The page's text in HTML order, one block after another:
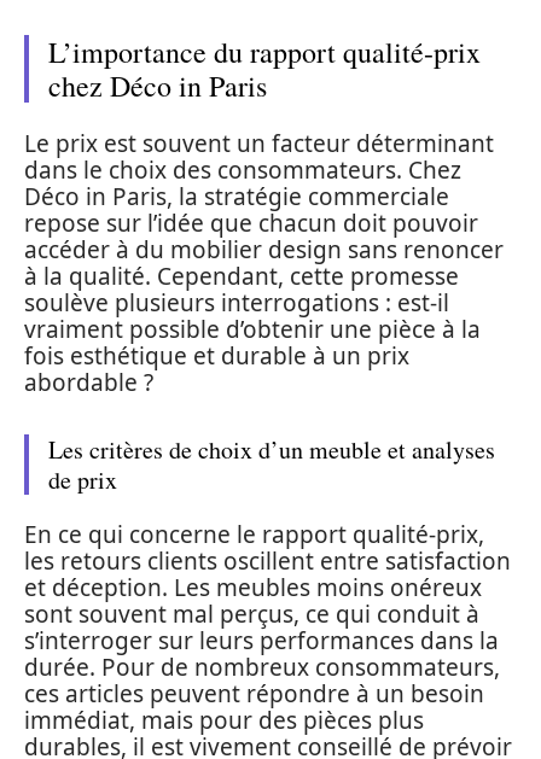
L’importance du rapport qualité-prix
chez Déco in Paris
Le prix est souvent un facteur déterminant
dans le choix des consommateurs. Chez
Déco in Paris, la stratégie commerciale
repose sur l’idée que chacun doit pouvoir
accéder à du mobilier design sans renoncer
à la qualité. Cependant, cette promesse
soulève plusieurs interrogations : est-il
vraiment possible d’obtenir une pièce à la
fois esthétique et durable à un prix
abordable ?
Les critères de choix d’un meuble et analyses
de prix
En ce qui concerne le rapport qualité-prix,
les retours clients oscillent entre satisfaction
et déception. Les meubles moins onéreux
sont souvent mal perçus, ce qui conduit à
s’interroger sur leurs performances dans la
durée. Pour de nombreux consommateurs,
ces articles peuvent répondre à un besoin
immédiat, mais pour des pièces plus
durables, il est vivement conseillé de prévoir